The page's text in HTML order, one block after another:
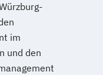
im
und den